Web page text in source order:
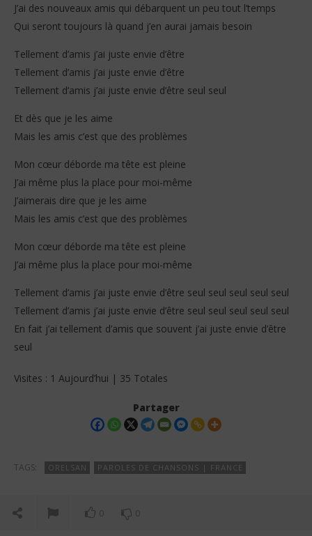
J’ai des nouveaux amis qui débarquent un peu tout l’temps
Qui seront toujours là quand j’en aurai jamais besoin
Tellement d’amis j’ai juste envie d’être
Tellement d’amis j’ai juste envie d’être
Tellement d’amis j’ai juste envie d’être seul seul
Et dès que je les aime
Mais les amis c’est que des problèmes
Mon cœur déborde ma tête est pleine
J’ai même plus la place pour moi-même
J’aimerais dire que je les aime
Mais les amis c’est que des problèmes
Mon cœur déborde ma tête est pleine
J’ai même plus la place pour moi-même
Tellement d’amis j’ai juste envie d’être seul seul seul seul seul
Tellement d’amis j’ai juste envie d’être seul seul seul seul seul
En fait j’ai tellement d’amis que souvent j’ai juste envie d’être
seul
Visites : 1 Aujourd’hui | 35 Totales
Partager
TAGS: ORELSAN PAROLES DE CHANSONS | FRANCE
0 0